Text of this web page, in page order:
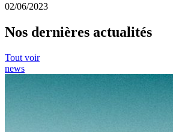
02/06/2023
Nos dernières actualités
Tout voir
news